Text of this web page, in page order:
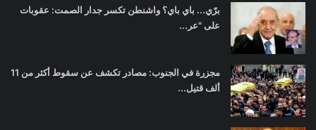
برّي... باي باي؟ واشنطن تكسر جدار الصمت: عقوبات
على "عر...
مجزرة في الجنوب: مصادر تكشف عن سقوط أكثر من 11
ألف قتيل...